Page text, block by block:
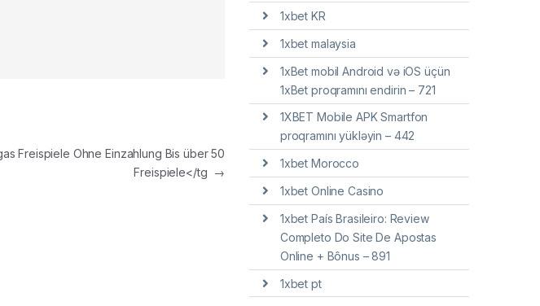
Freispiele Ohne Einzahlung Bis über 50
Freispiele</tg →
1xbet KR
1xbet malaysia
1xBet mobil Android və iOS üçün
1xBet proqramını endirin – 721
1XBET Mobile APK Smartfon
proqramını yükləyin – 442
1xbet Morocco
1xbet Online Casino
1xbet País Brasileiro: Review
Completo Do Site De Apostas
Online + Bônus – 891
1xbet pt